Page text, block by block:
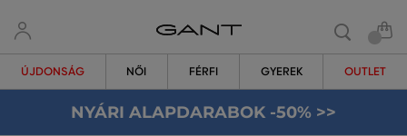
ÚJDONSÁG NŐI FÉRFI GYEREK OUTLET
NYÁRI ALAPDARABOK -50% >>